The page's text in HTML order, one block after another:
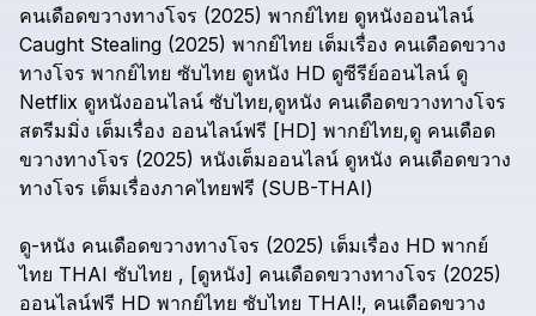
คนเดือดขวางทางโจร (2025) พากย์ไทย ดูหนังออนไลน์
Caught Stealing (2025) พากย์ไทย เต็มเรื่อง คนเดือดขวาง
ทางโจร พากย์ไทย ซับไทย ดูหนัง HD ดูซีรีย์ออนไลน์ ดู
Netflix ดูหนังออนไลน์ ซับไทย,ดูหนัง คนเดือดขวางทางโจร
สตรีมมิ่ง เต็มเรื่อง ออนไลน์ฟรี [HD] พากย์ไทย,ดู คนเดือด
ขวางทางโจร (2025) หนังเต็มออนไลน์ ดูหนัง คนเดือดขวาง
ทางโจร เต็มเรื่องภาคไทยฟรี (SUB-THAI)
ดู-หนัง คนเดือดขวางทางโจร (2025) เต็มเรื่อง HD พากย์
ไทย THAI ซับไทย , [ดูหนัง] คนเดือดขวางทางโจร (2025)
ออนไลน์ฟรี HD พากย์ไทย ซับไทย THAI!, คนเดือดขวาง